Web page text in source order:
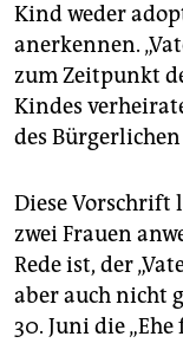
Kind weder
anerkennen.
zum Zeitpunkt
Kindes
des Bürgerlichen
Diese Vorschrift
zwei Frauen
Rede ist, der
aber auch nicht
30. Juni die